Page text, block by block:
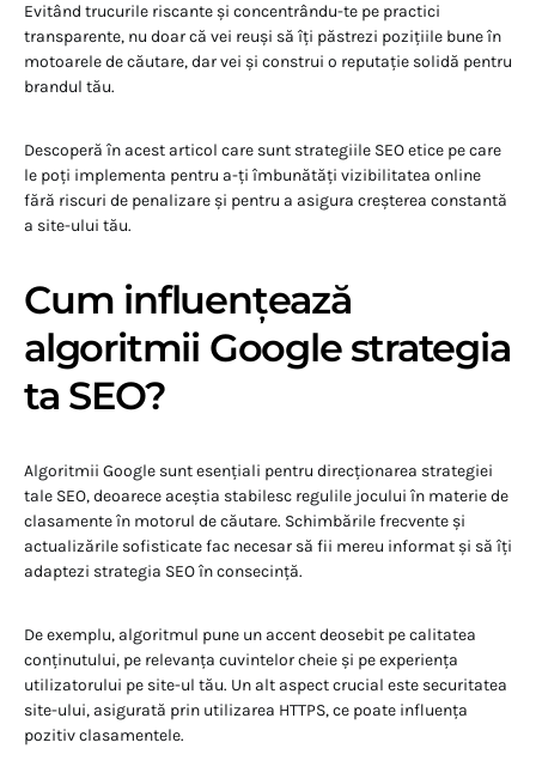
Evitând trucurile riscante și concentrându-te pe practici
transparente, nu doar că vei reuși să îți păstrezi pozițiile bune în
motoarele de căutare, dar vei și construi o reputație solidă pentru
brandul tău.
Descoperă în acest articol care sunt strategiile SEO etice pe care
le poți implementa pentru a-ți îmbunătăți vizibilitatea online
fără riscuri de penalizare și pentru a asigura creșterea constantă
a site-ului tău.
Cum influențează
algoritmii Google strategia
ta SEO?
Algoritmii Google sunt esențiali pentru direcționarea strategiei
tale SEO, deoarece aceștia stabilesc regulile jocului în materie de
clasamente în motorul de căutare. Schimbările frecvente și
actualizările sofisticate fac necesar să fii mereu informat și să îți
adaptezi strategia SEO în consecință.
De exemplu, algoritmul pune un accent deosebit pe calitatea
conținutului, pe relevanța cuvintelor cheie și pe experiența
utilizatorului pe site-ul tău. Un alt aspect crucial este securitatea
site-ului, asigurată prin utilizarea HTTPS, ce poate influența
pozitiv clasamentele.